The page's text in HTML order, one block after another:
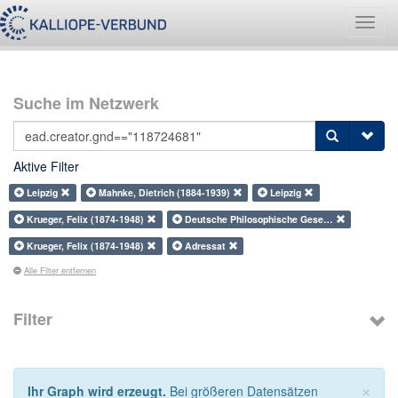
Suche im Netzwerk
Aktive Filter
Leipzig Mahnke, Dietrich (1884-1939)
Leipzig
Krueger, Felix (1874-1948)
Deutsche Philosophische Gese…
Krueger, Felix (1874-1948)
Adressat
Alle Filter entfernen
Filter
×
Ihr Graph wird erzeugt. Bei größeren Datensätzen